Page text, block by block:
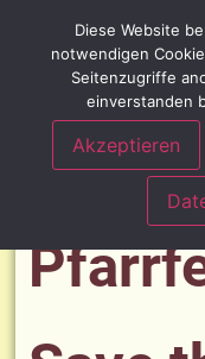
Diese Website
notwendigen
Seitenzugriffe
einverstanden
Akzeptieren